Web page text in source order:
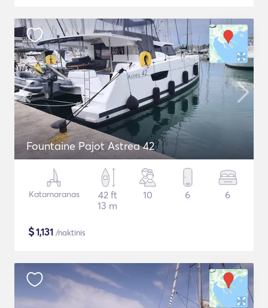
Fountaine Pajot Astrea 42
Katamaranas
42 ft
13 m
10 6 6
$1,131 /naktinis